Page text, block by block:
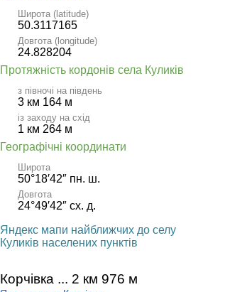
Широта (latitude)
50.3117165
Довгота (longitude)
24.828204
Протяжність кордонів села Куликів
з півночі на південь
3 км 164 м
із заходу на схід
1 км 264 м
Географічні координати
Широта
50°18′42″ пн. ш.
Довгота
24°49′42″ сх. д.
Яндекс мапи найближчих до селу
Куликів населених пунктів
Корчівка ... 2 км 976 м